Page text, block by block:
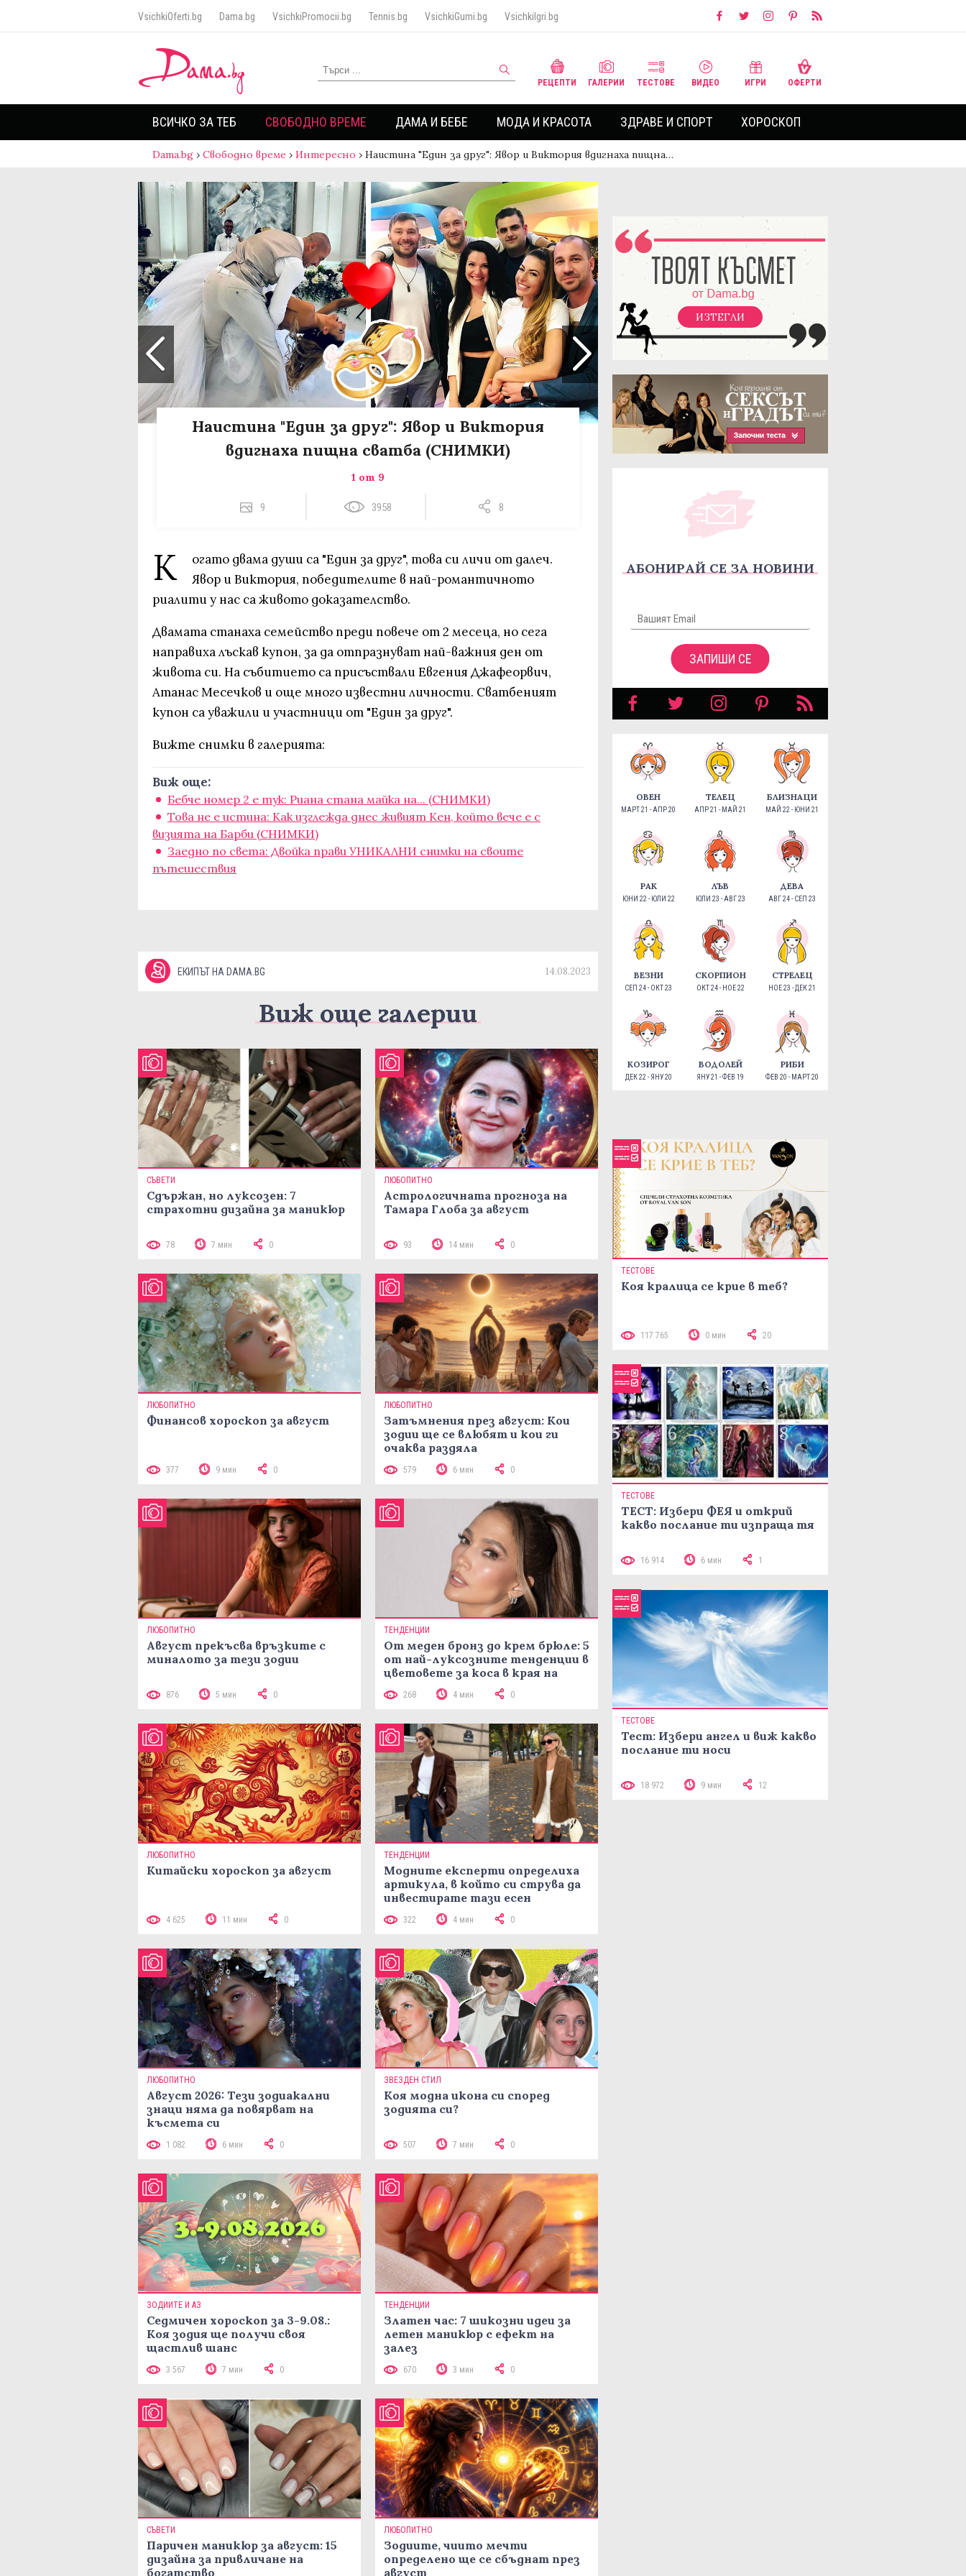
VsichkiOferti.bg Dama.bg VsichkiPromocii.bg Tennis.bg VsichkiGumi.bg VsichkiIgri.bg
РЕЦЕПТИ ГАЛЕРИИ ТЕСТОВЕ ВИДЕО ИГРИ ОФЕРТИ
ВСИЧКО ЗА ТЕБ СВОБОДНО ВРЕМЕ ДАМА И БЕБЕ МОДА И КРАСОТА ЗДРАВЕ И СПОРТ ХОРОСКОП
Dama.bg › Свободно време › Интересно › Наистина "Един за друг": Явор и Виктория вдигнаха пищна…
Наистина "Един за друг": Явор и Виктория
вдигнаха пищна сватба (СНИМКИ)
1 от 9
9 3958 8
К
огато двама души са "Един за друг", това си личи от далеч.
Явор и Виктория, победителите в най-романтичното
риалити у нас са живото доказателство.
Двамата станаха семейство преди повече от 2 месеца, но сега
направиха лъскав купон, за да отпразнуват най-важния ден от
живота си. На събитието са присъствали Евгения Джафеорвич,
Атанас Месечков и още много известни личности. Сватбеният
купон са уважили и участници от "Един за друг".
Вижте снимки в галерията:
Виж още:
Бебче номер 2 е тук: Риана стана майка на... (СНИМКИ)
Това не е истина: Как изглежда днес живият Кен, който вече е с
визията на Барби (СНИМКИ)
Заедно по света: Двойка прави УНИКАЛНИ снимки на своите
пътешествия
ЕКИПЪТ НА DAMA.BG 14.08.2023
Виж още галерии
СЪВЕТИ
Сдържан, но луксозен: 7
страхотни дизайна за маникюр
78 7 мин 0
ЛЮБОПИТНО
Астрологичната прогноза на
Тамара Глоба за август
93 14 мин 0
ЛЮБОПИТНО
Финансов хороскоп за август
377 9 мин 0
ЛЮБОПИТНО
Затъмнения през август: Кои
зодии ще се влюбят и кои ги
очаква раздяла
579 6 мин 0
ЛЮБОПИТНО
Август прекъсва връзките с
миналото за тези зодии
876 5 мин 0
ТЕНДЕНЦИИ
От меден бронз до крем брюле: 5
от най-луксозните тенденции в
цветовете за коса в края на
268 4 мин 0
ЛЮБОПИТНО
Китайски хороскоп за август
4 625 11 мин 0
ТЕНДЕНЦИИ
Модните експерти определиха
артикула, в който си струва да
инвестирате тази есен
322 4 мин 0
ЛЮБОПИТНО
Август 2026: Тези зодиакални
знаци няма да повярват на
късмета си
1 082 6 мин 0
ЗВЕЗДЕН СТИЛ
Коя модна икона си според
зодията си?
507 7 мин 0
ЗОДИИТЕ И АЗ
Седмичен хороскоп за 3-9.08.:
Коя зодия ще получи своя
щастлив шанс
3 567 7 мин 0
ТЕНДЕНЦИИ
Златен час: 7 шикозни идеи за
летен маникюр с ефект на
залез
670 3 мин 0
СЪВЕТИ
Паричен маникюр за август: 15
дизайна за привличане на
богатство
ЛЮБОПИТНО
Зодиите, чиито мечти
определено ще се сбъднат през
август
ИЗТЕГЛИ
АБОНИРАЙ СЕ ЗА НОВИНИ
ЗАПИШИ СЕ
ОВЕН
МАРТ 21 - АПР 20
ТЕЛЕЦ
АПР 21 - МАЙ 21
БЛИЗНАЦИ
МАЙ 22 - ЮНИ 21
РАК
ЮНИ 22 - ЮЛИ 22
ЛЪВ
ЮЛИ 23 - АВГ 23
ДЕВА
АВГ 24 - СЕП 23
ВЕЗНИ
СЕП 24 - ОКТ 23
СКОРПИОН
ОКТ 24 - НОЕ 22
СТРЕЛЕЦ
НОЕ 23 - ДЕК 21
КОЗИРОГ
ДЕК 22 - ЯНУ 20
ВОДОЛЕЙ
ЯНУ 21 - ФЕВ 19
РИБИ
ФЕВ 20 - МАРТ 20
ТЕСТОВЕ
Коя кралица се крие в теб?
117 765 0 мин 20
ТЕСТОВЕ
ТЕСТ: Избери ФЕЯ и открий
какво послание ти изпраща тя
16 914 6 мин 1
ТЕСТОВЕ
Тест: Избери ангел и виж какво
послание ти носи
18 972 9 мин 12